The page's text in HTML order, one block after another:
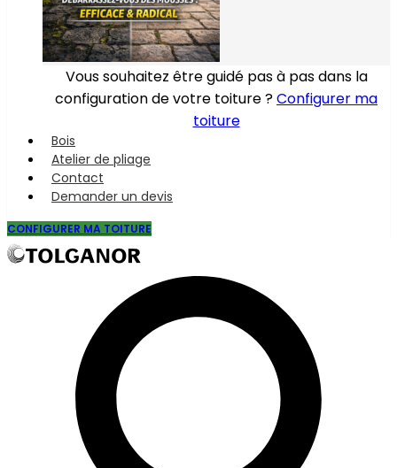
Vous souhaitez être guidé pas à pas dans la
configuration de votre toiture ?Configurer ma
toiture
Bois
Atelier de pliage
Contact
Demander un devis
CONFIGURER MA TOITURE